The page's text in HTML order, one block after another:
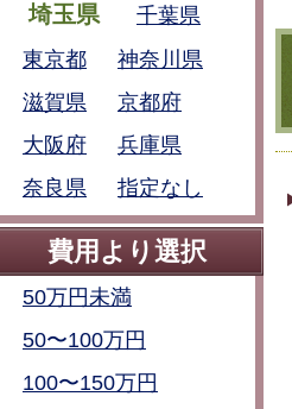
埼玉県
千葉県
東京都
神奈川県
滋賀県
京都府
大阪府
兵庫県
奈良県
指定なし
費用より選択
50万円未満
50〜100万円
100〜150万円